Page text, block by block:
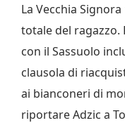
La Vecchia
totale del
con il Sassuolo
clausola di
ai bianconeri di
riportare Adzic a